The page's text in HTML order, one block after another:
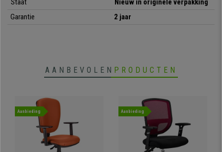
Staat
Nieuw in originele verpakking
Garantie
2 jaar
AANBEVOLEN PRODUCTEN
Aanbieding Aanbieding